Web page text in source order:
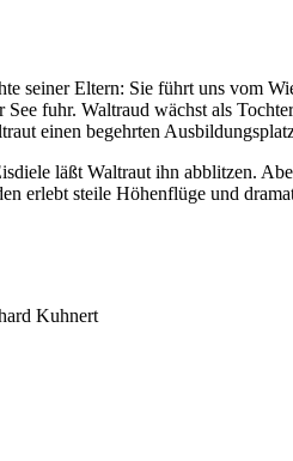
seiner Eltern: Sie führt uns vom
fuhr. Waltraud wächst als
einen begehrten
läßt Waltraut ihn abblitzen.
erlebt steile Höhenflüge und
Kuhnert